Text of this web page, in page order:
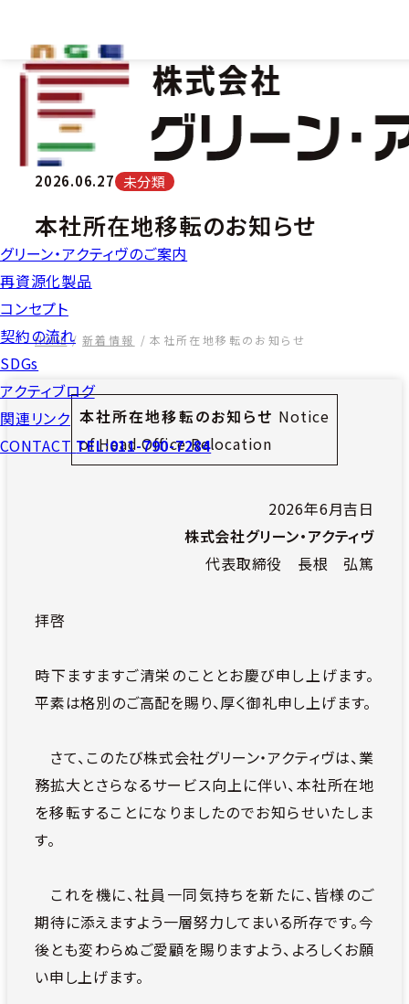
グリーン・アクティヴのご案内
再資源化製品
コンセプト
契約の流れ
SDGs
アクティブログ
関連リンク
CONTACT TEL:011-790-7284
2026.06.27 未分類
本社所在地移転のお知らせ
HOME 新着情報 本社所在地移転のお知らせ
本社所在地移転のお知らせ Notice
of Head Office Relocation
2026年6月吉日
株式会社グリーン・アクティヴ
代表取締役 長根 弘篤
拝啓
時下ますますご清栄のこととお慶び申し上げます。
平素は格別のご高配を賜り、厚く御礼申し上げます。
さて、このたび株式会社グリーン・アクティヴは、業
務拡大とさらなるサービス向上に伴い、本社所在地
を移転することになりましたのでお知らせいたしま
す。
これを機に、社員一同気持ちを新たに、皆様のご
期待に添えますよう一層努力してまいる所存です。今
後とも変わらぬご愛顧を賜りますよう、よろしくお願
い申し上げます。